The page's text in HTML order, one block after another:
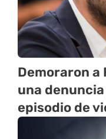
Demoraron a
una
episodio de